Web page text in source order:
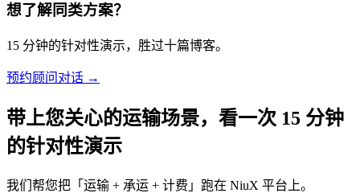
想了解同类方案？
15 分钟的针对性演示，胜过十篇博客。
预约顾问对话 →
带上您关心的运输场景，看一次 15 分钟
的针对性演示
我们帮您把「运输 + 承运 + 计费」跑在 NiuX 平台上。